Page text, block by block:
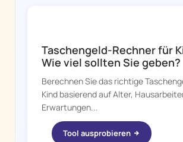
Taschengeld-Rechner für
Wie viel sollten Sie geben?
Berechnen Sie das richtige
Kind basierend auf Alter,
Erwartungen...
Tool ausprobieren